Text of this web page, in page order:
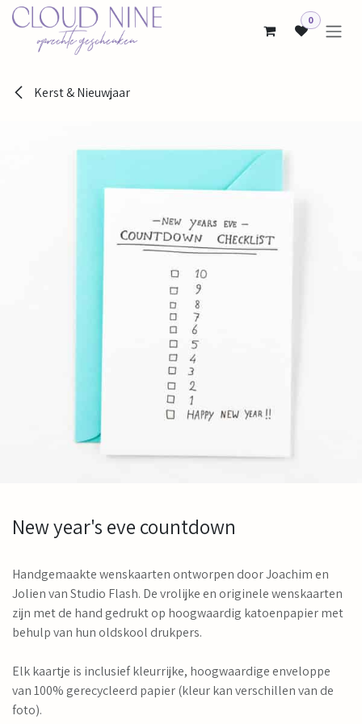
Overslaan naar inhoud
0
Kerst & Nieuwjaar
New year's eve countdown
Handgemaakte wenskaarten ontworpen door Joachim en
Jolien van Studio Flash. De vrolijke en originele wenskaarten
zijn met de hand gedrukt op hoogwaardig katoenpapier met
behulp van hun oldskool drukpers.
Elk kaartje is inclusief kleurrijke, hoogwaardige enveloppe
van 100% gerecycleerd papier (kleur kan verschillen van de
foto).